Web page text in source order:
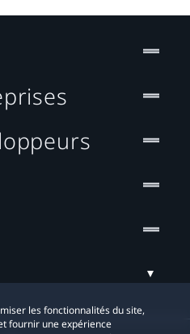
les fonctionnalités du site,
fournir une expérience